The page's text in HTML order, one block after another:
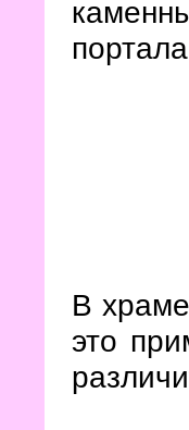
В
это